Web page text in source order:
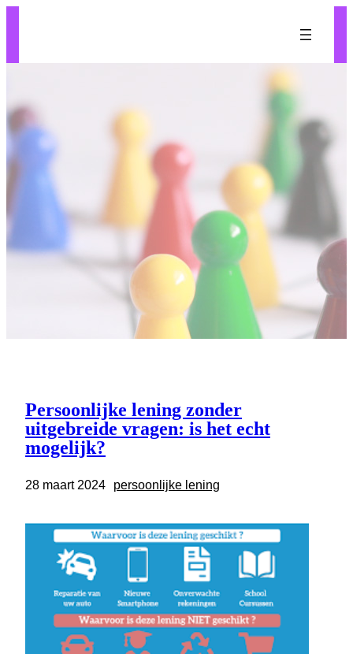
Persoonlijke lening zonder
uitgebreide vragen: is het echt
mogelijk?
28 maart 2024 persoonlijke lening